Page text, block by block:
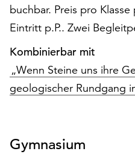
die
Einstellungen
die
Schaltfläche
„Auswählen“.
Sie
buchbar. Preis pro
Eintritt p.P.. Zwei
Kombinierbar mit
„Wenn Steine uns ihre
geologischer Rundgang
Gymnasium